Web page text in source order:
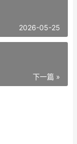
2026-05-25
下一篇 »